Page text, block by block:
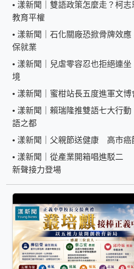
• 漾新聞｜雙語政策怎麼走？柯
教育平權
• 漾新聞｜石化關廠恐掀骨牌效
保就業
• 漾新聞｜兒虐零容忍也拒絕連
境
• 漾新聞｜蜜柑站長五度進軍文
• 漾新聞｜賴瑞隆推雙語七大行
語之都
• 漾新聞｜父親節送健康 高市癌
• 漾新聞｜從產業開箱唱進駁二
新聲接力登場